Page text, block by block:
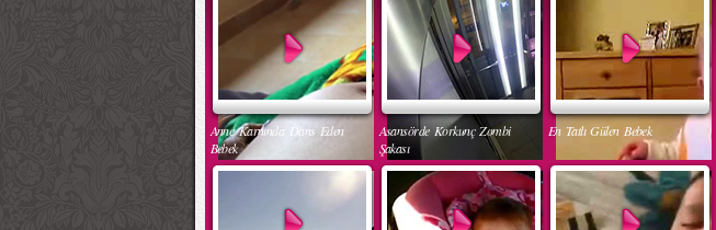
Anne Karnında Dans Eden
Bebek
Asansörde Korkunç Zombi
Şakası
En Tatlı Gülen Bebek